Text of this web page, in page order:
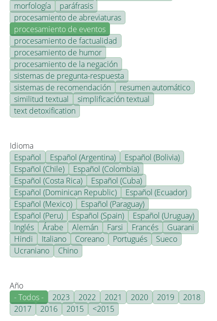
morfología
paráfrasis
procesamiento de abreviaturas
procesamiento de eventos
procesamiento de factualidad
procesamiento de humor
procesamiento de la negación
sistemas de pregunta-respuesta
sistemas de recomendación
resumen automático
similitud textual
simplificación textual
text detoxification
Idioma
Español
Español (Argentina)
Español (Bolivia)
Español (Chile)
Español (Colombia)
Español (Costa Rica)
Español (Cuba)
Español (Dominican Republic)
Español (Ecuador)
Español (Mexico)
Español (Paraguay)
Español (Peru)
Español (Spain)
Español (Uruguay)
Inglés
Árabe Alemán Farsi Francés
Guarani
Hindi
Italiano Coreano Portugués
Sueco
Ucraniano
Chino
Año
- Todos -
2023 2022 2021 2020 2019
2018
2017
2016 2015 <2015